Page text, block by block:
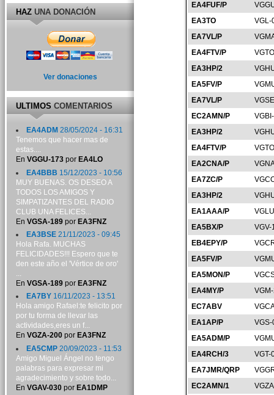
EA4FUF/P
EA3TO
VGL-
EA7VL/P
EA4FTV/P
EA3HP/2
EA5FV/P
EA7VL/P
EC2AMN/P
EA3HP/2
EA4FTV/P
EA2CNA/P
EA7ZC/P
EA3HP/2
EA1AAA/P
EA5BX/P
VGV-
EB4EPY/P
EA5FV/P
EA5MON/P
EA4MY/P
EC7ABV
EA1AP/P
EA5ADM/P
EA4RCH/3
VGT-
EA7JMR/QRP
EC2AMN/1
HAZUNA DONACIÓN
Ver donaciones
ULTIMOSCOMENTARIOS
EA4ADM 28/05/2024 - 16:31
Tenemos que hacer mas de
estas....
En VGGU-173por EA4LO
EA4BBB 15/12/2023 - 10:56
MUY BUENAS. OS DESEO A
TODOS LOS AMIGOS Y
SIMPATIZANTES DEL RADIO
CLUB UNA FELICES...
En VGSA-189por EA3FNZ
EA3BSE21/11/2023 - 09:45
Hola Rafa. MUCHAS
FELICIDADES!!! Espero que te
den este año el 'Vértice de oro'
...
En VGSA-189por EA3FNZ
EA7BY16/11/2023 - 13:51
Hola amigo Rafael:te felicito por
por tu forma de llevar las
actividades,eres un f...
En VGZA-200por EA3FNZ
EA5CMP20/09/2023 - 11:53
Amigo Miguel Ángel no tengo
palabras para expresar mi
agradecimiento y sobre todo...
En VGAV-030por EA1DMP